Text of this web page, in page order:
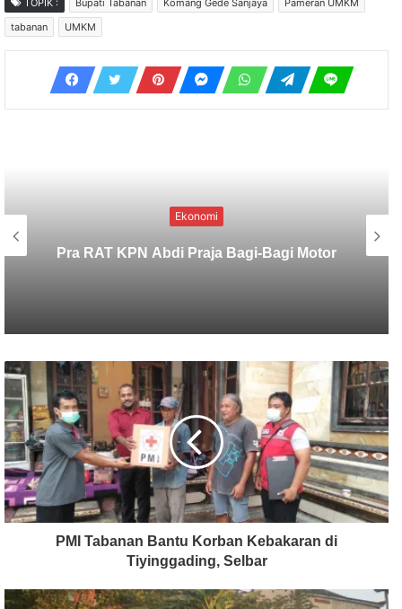
TOPIK : Bupati Tabanan Komang Gede Sanjaya
Pameran UMKM
tabanan
UMKM
Langsung Tembus Puluhan MMSCFD,
PMI Tabanan Bantu Korban Kebakaran di
Tiyinggading, Selbar